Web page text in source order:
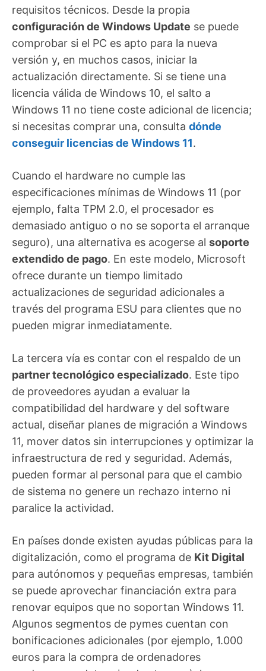
requisitos técnicos. Desde la propia
configuración de Windows Update se puede
comprobar si el PC es apto para la nueva
versión y, en muchos casos, iniciar la
actualización directamente. Si se tiene una
licencia válida de Windows 10, el salto a
Windows 11 no tiene coste adicional de licencia;
si necesitas comprar una, consulta dónde
conseguir licencias de Windows 11.
Cuando el hardware no cumple las
especificaciones mínimas de Windows 11 (por
ejemplo, falta TPM 2.0, el procesador es
demasiado antiguo o no se soporta el arranque
seguro), una alternativa es acogerse al soporte
extendido de pago. En este modelo, Microsoft
ofrece durante un tiempo limitado
actualizaciones de seguridad adicionales a
través del programa ESU para clientes que no
pueden migrar inmediatamente.
La tercera vía es contar con el respaldo de un
partner tecnológico especializado. Este tipo
de proveedores ayudan a evaluar la
compatibilidad del hardware y del software
actual, diseñar planes de migración a Windows
11, mover datos sin interrupciones y optimizar la
infraestructura de red y seguridad. Además,
pueden formar al personal para que el cambio
de sistema no genere un rechazo interno ni
paralice la actividad.
En países donde existen ayudas públicas para la
digitalización, como el programa de Kit Digital
para autónomos y pequeñas empresas, también
se puede aprovechar financiación extra para
renovar equipos que no soportan Windows 11.
Algunos segmentos de pymes cuentan con
bonificaciones adicionales (por ejemplo, 1.000
euros para la compra de ordenadores